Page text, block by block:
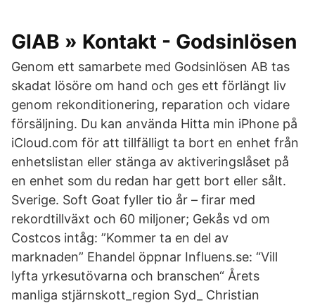
GIAB » Kontakt - Godsinlösen
Genom ett samarbete med Godsinlösen AB tas
skadat lösöre om hand och ges ett förlängt liv
genom rekonditionering, reparation och vidare
försäljning. Du kan använda Hitta min iPhone på
iCloud.com för att tillfälligt ta bort en enhet från
enhetslistan eller stänga av aktiveringslåset på
en enhet som du redan har gett bort eller sålt.
Sverige. Soft Goat fyller tio år – firar med
rekordtillväxt och 60 miljoner; Gekås vd om
Costcos intåg: ”Kommer ta en del av
marknaden” Ehandel öppnar Influens.se: “Vill
lyfta yrkesutövarna och branschen“ Årets
manliga stjärnskott_region Syd_ Christian